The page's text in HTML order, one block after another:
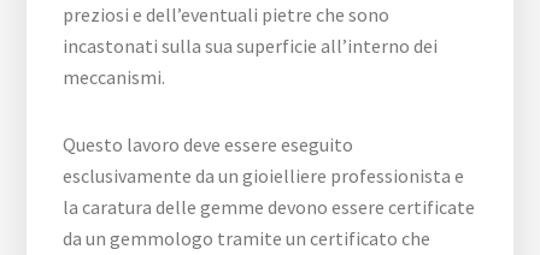
preziosi e dell’eventuali pietre che sono
incastonati sulla sua superficie all’interno dei
meccanismi.
Questo lavoro deve essere eseguito
esclusivamente da un gioielliere professionista e
la caratura delle gemme devono essere certificate
da un gemmologo tramite un certificato che